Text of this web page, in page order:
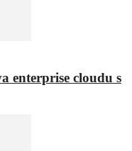
enterprise cloudu s